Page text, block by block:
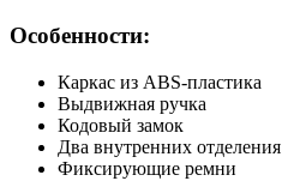
Особенности:
Каркас из ABS-пластика
Выдвижная ручка
Кодовый замок
Два внутренних отделения
Фиксирующие ремни